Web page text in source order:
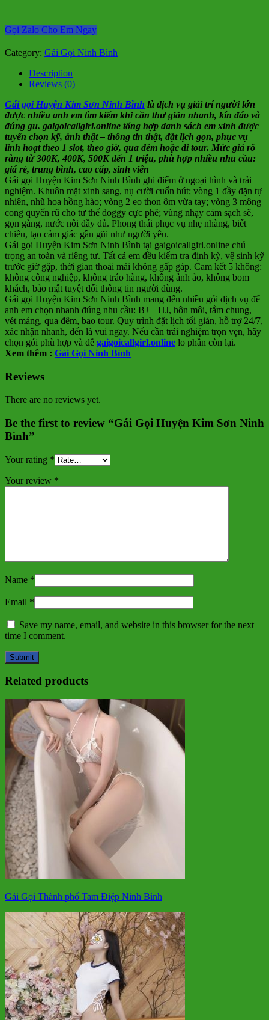
Gọi Zalo Cho Em Ngay
Category: Gái Gọi Ninh Bình
Description
Reviews (0)
Gái gọi Huyện Kim Sơn Ninh Bình là dịch vụ giải trí người lớn
được nhiều anh em tìm kiếm khi cần thư giãn nhanh, kín đáo và
đúng gu. gaigoicallgirl.online tổng hợp danh sách em xinh được
tuyển chọn kỹ, ảnh thật – thông tin thật, đặt lịch gọn, phục vụ
linh hoạt theo 1 slot, theo giờ, qua đêm hoặc đi tour. Mức giá rõ
ràng từ 300K, 400K, 500K đến 1 triệu, phù hợp nhiều nhu cầu:
giá rẻ, trung bình, cao cấp, sinh viên
Gái gọi Huyện Kim Sơn Ninh Bình ghi điểm ở ngoại hình và trải
nghiệm. Khuôn mặt xinh sang, nụ cười cuốn hút; vòng 1 đầy đặn tự
nhiên, nhũ hoa hồng hào; vòng 2 eo thon ôm vừa tay; vòng 3 mông
cong quyến rũ cho tư thế doggy cực phê; vùng nhạy cảm sạch sẽ,
gọn gàng, nước nôi đầy đủ. Phong thái phục vụ nhẹ nhàng, biết
chiều, tạo cảm giác gần gũi như người yêu.
Gái gọi Huyện Kim Sơn Ninh Bình tại gaigoicallgirl.online chú
trọng an toàn và riêng tư. Tất cả em đều kiểm tra định kỳ, vệ sinh kỹ
trước giờ gặp, thời gian thoải mái không gấp gáp. Cam kết 5 không:
không công nghiệp, không tráo hàng, không ảnh ảo, không bom
khách, bảo mật tuyệt đối thông tin người dùng.
Gái gọi Huyện Kim Sơn Ninh Bình mang đến nhiều gói dịch vụ để
anh em chọn nhanh đúng nhu cầu: BJ – HJ, hôn môi, tắm chung,
vét máng, qua đêm, bao tour. Quy trình đặt lịch tối giản, hỗ trợ 24/7,
xác nhận nhanh, đến là vui ngay. Nếu cần trải nghiệm trọn vẹn, hãy
chọn gói phù hợp và để gaigoicallgirl.online lo phần còn lại.
Xem thêm : Gái Gọi Ninh Bình
Reviews
There are no reviews yet.
Be the first to review “Gái Gọi Huyện Kim Sơn Ninh
Bình”
Your rating *
Your review *
Name *
Email *
Save my name, email, and website in this browser for the next
time I comment.
Related products
Gái Gọi Thành phố Tam Điệp Ninh Bình